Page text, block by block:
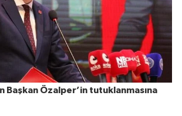
Başkan Özalper’in tutuklanmasına